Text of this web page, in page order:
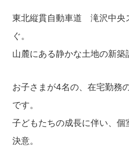
東北縦貫自動車道 滝沢中央
ぐ。
山麓にある静かな土地の新築
お子さまが4名の、在宅勤務
です。
子どもたちの成長に伴い、個
決意。